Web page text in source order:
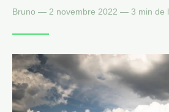
Bruno — 2 novembre 2022 — 3 min de